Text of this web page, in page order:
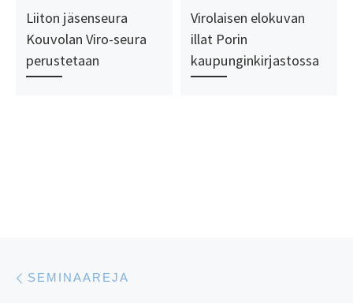
Liiton jäsenseura
Kouvolan Viro-seura
perustetaan
Virolaisen elokuvan
illat Porin
kaupunginkirjastossa
Artikkelien navigointi
SEMINAAREJA